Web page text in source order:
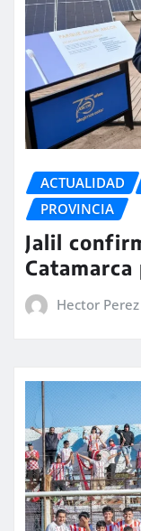
ACTUALIDAD
PROVINCIA
Jalil
Hector Perez